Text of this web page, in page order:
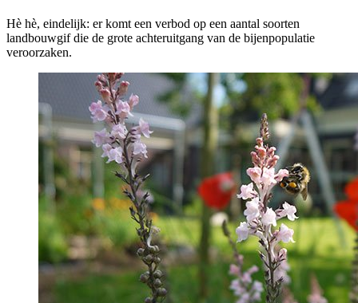
Hè hè, eindelijk: er komt een verbod op een aantal soorten
landbouwgif die de grote achteruitgang van de bijenpopulatie
veroorzaken.